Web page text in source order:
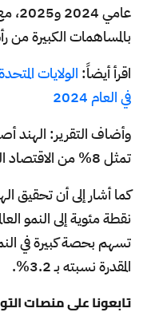
بالمساهمات الكبيرة من
اقرأ أيضاً: الولايات
في العام 2024
وأضاف التقرير: الهند
تمثل 8% من الاقتصاد العالمي.
نقطة مئوية إلى النمو
المقدرة نسبته بـ 3.2%.
تابعونا على منصات